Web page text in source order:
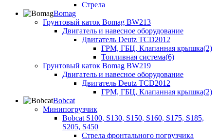
Стрела
Bomag
Грунтовый каток Bomag BW213
Двигатель и навесное оборудование
Двигатель Deutz TCD2012
ГРМ, ГБЦ, Клапанная крышка(2)
Топливная система(6)
Грунтовый каток Bomag BW219
Двигатель и навесное оборудование
Двигатель Deutz TCD2012
ГРМ, ГБЦ, Клапанная крышка(2)
Bobcat
Минипогрузчик
Bobcat S100, S130, S150, S160, S175, S185,
S205, S450
Стрела фронтального погрузчика